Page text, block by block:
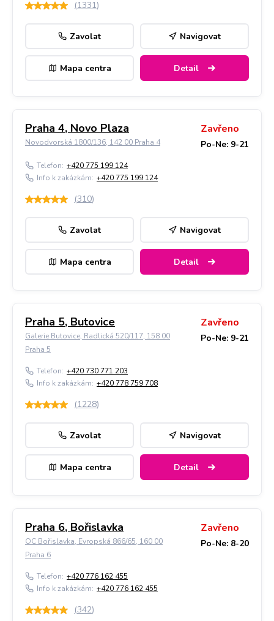
(1331)
Zavolat Navigovat
Mapa centra Detail
Praha 4, Novo Plaza
Novodvorská 1800/136, 142 00 Praha 4
Zavřeno
Po-Ne: 9-21
Telefon: +420 775 199 124
Info k zakázkám: +420 775 199 124
(310)
Zavolat Navigovat
Mapa centra Detail
Praha 5, Butovice
Galerie Butovice, Radlická 520/117, 158 00
Praha 5
Zavřeno
Po-Ne: 9-21
Telefon: +420 730 771 203
Info k zakázkám: +420 778 759 708
(1228)
Zavolat Navigovat
Mapa centra Detail
Praha 6, Bořislavka
OC Bořislavka, Evropská 866/65, 160 00
Praha 6
Zavřeno
Po-Ne: 8-20
Telefon: +420 776 162 455
Info k zakázkám: +420 776 162 455
(342)